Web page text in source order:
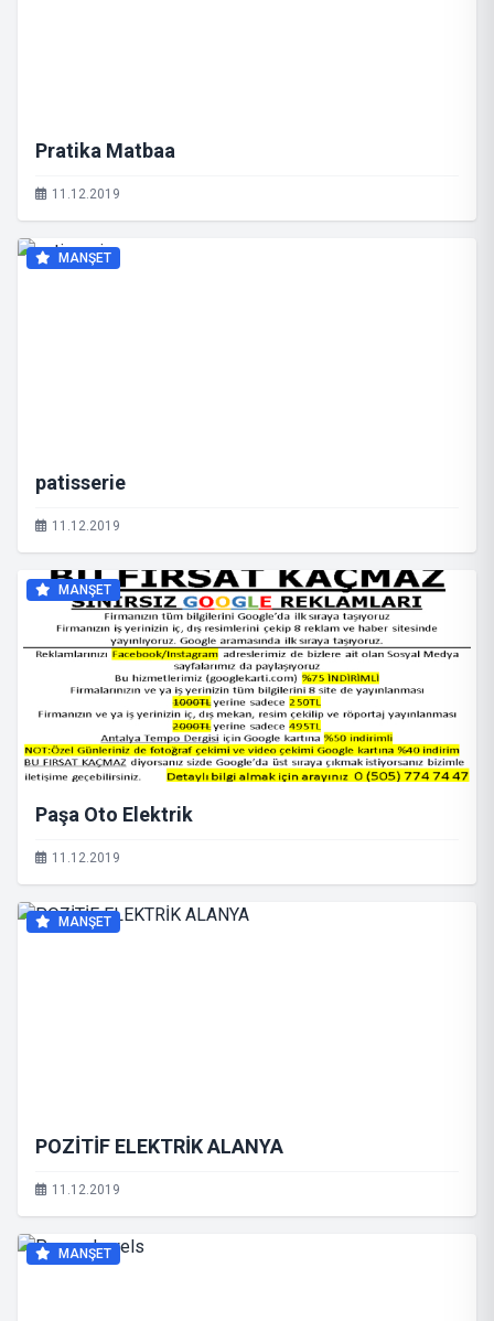
Pratika Matbaa
11.12.2019
MANŞET
patisserie
11.12.2019
MANŞET
Paşa Oto Elektrik
11.12.2019
MANŞET
POZİTİF ELEKTRİK ALANYA
11.12.2019
MANŞET